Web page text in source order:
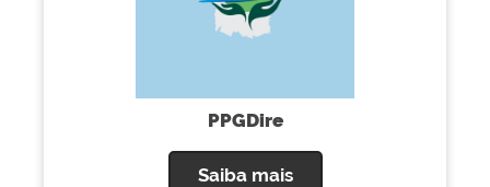
PPGDire
Saiba mais